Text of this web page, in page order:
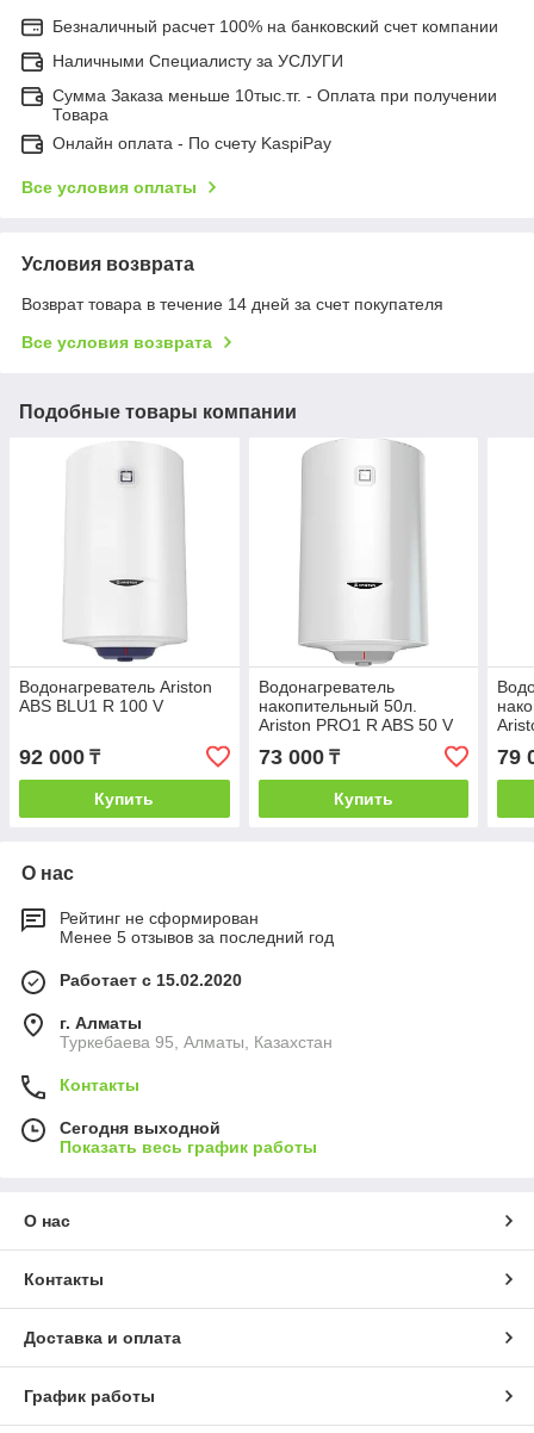
Безналичный расчет 100% на банковский счет компании
Наличными Специалисту за УСЛУГИ
Сумма Заказа меньше 10тыс.тг. - Оплата при получении
Товара
Онлайн оплата - По счету KaspiPay
Все условия оплаты
Условия возврата
Возврат товара в течение 14 дней за счет покупателя
Все условия возврата
Подобные товары компании
Водонагреватель Ariston
ABS BLU1 R 100 V
92 000 ₸
Купить
Водонагреватель
накопительный 50л.
Ariston PRO1 R ABS 50 V
73 000₸
Купить
79
О нас
Рейтинг не сформирован
Менее 5 отзывов за последний год
Работает с 15.02.2020
г. Алматы
Туркебаева 95, Алматы, Казахстан
Контакты
Сегодня выходной
Показать весь график работы
О нас
Контакты
Доставка и оплата
График работы